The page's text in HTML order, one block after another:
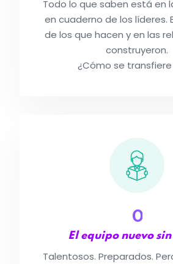
Todo lo que saben está en
en cuaderno de los líderes.
de los que hacen y en las
construyeron.
¿Cómo se transfiere
0
El equipo nuevo
Talentosos. Preparados.